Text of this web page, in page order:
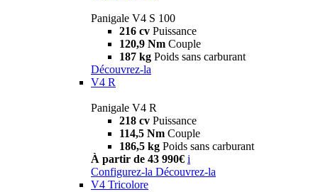
Panigale V4 S 100
216 cv Puissance
120,9 Nm Couple
187 kg Poids sans carburant
Découvrez-la
V4 R
Panigale V4 R
218 cv Puissance
114,5 Nm Couple
186,5 kg Poids sans carburant
À partir de 43 990€ i
Configurez-la Découvrez-la
V4 Tricolore